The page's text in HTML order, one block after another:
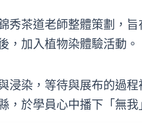
秀茶道老師整體策劃，
，加入植物染體驗活動。
浸染，等待與展布的過
，於學員心中播下「無我